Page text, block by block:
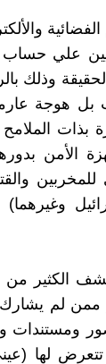
الفضائية
علي حساب
وذلك
بل هوجة
بذات
الأمن
الكثير من
لم يشارك
ومستندات
تتعرض لها